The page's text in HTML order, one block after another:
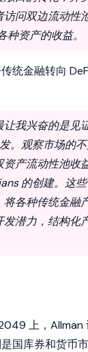
访问双边流动性
种资产的收益。
统金融转向
让我兴奋的是见
。观察市场的
产流动性池收
的创建。这
各种传统金融
潜力，结构化
上，Allman
国库券和货币